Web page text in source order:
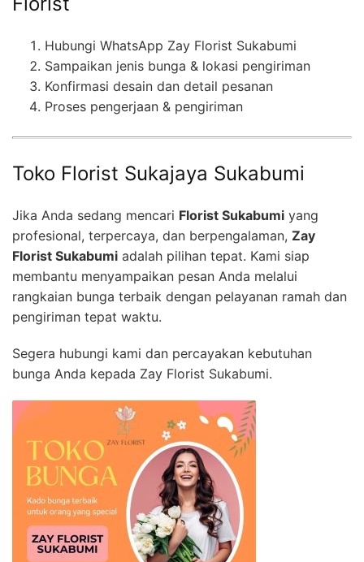
Hubungi WhatsApp Zay Florist Sukabumi
Sampaikan jenis bunga & lokasi pengiriman
Konfirmasi desain dan detail pesanan
Proses pengerjaan & pengiriman
Toko Florist Sukajaya Sukabumi
Jika Anda sedang mencari Florist Sukabumi yang
profesional, terpercaya, dan berpengalaman, Zay
Florist Sukabumi adalah pilihan tepat. Kami siap
membantu menyampaikan pesan Anda melalui
rangkaian bunga terbaik dengan pelayanan ramah dan
pengiriman tepat waktu.
Segera hubungi kami dan percayakan kebutuhan
bunga Anda kepada Zay Florist Sukabumi.